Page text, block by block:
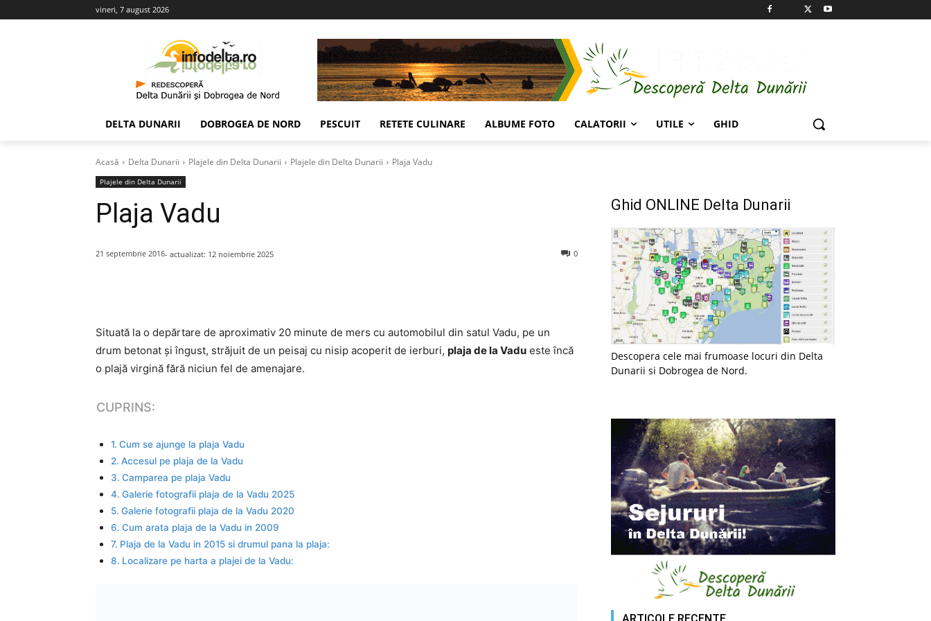
vineri, 7 august 2026
DELTA DUNARII DOBROGEA DE NORD PESCUIT RETETE CULINARE ALBUME FOTO CALATORII UTILE GHID
Acasă Delta Dunarii Plajele din Delta Dunarii Plajele din Delta Dunarii Plaja Vadu
Plajele din Delta Dunarii
Plaja Vadu
21 septembrie 2016- actualizat: 12 noiembrie 2025 0
Situată la o depărtare de aproximativ 20 minute de mers cu automobilul din satul Vadu, pe un
drum betonat și îngust, străjuit de un peisaj cu nisip acoperit de ierburi, plaja de la Vadu este încă
o plajă virgină fără niciun fel de amenajare.
CUPRINS:
Cum se ajunge la plaja Vadu
Accesul pe plaja de la Vadu
Camparea pe plaja Vadu
Galerie fotografii plaja de la Vadu 2025
Galerie fotografii plaja de la Vadu 2020
Cum arata plaja de la Vadu in 2009
Plaja de la Vadu in 2015 si drumul pana la plaja:
Localizare pe harta a plajei de la Vadu:
Ghid ONLINE Delta Dunarii
Descopera cele mai frumoase locuri din Delta
Dunarii si Dobrogea de Nord.